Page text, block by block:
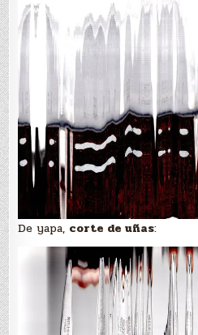
De yapa, corte de uñas: